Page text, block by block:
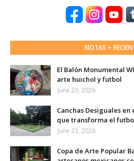
NOTAS +
El Balón Monumental
arte huichol y futbol
June 23, 2026
Canchas Desiguales
que transforma el
June 23, 2026
Copa de Arte Popular